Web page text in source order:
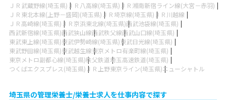
ＪＲ武蔵野線(埼玉県) ＪＲ八高線(埼玉県) ＪＲ湘南新宿ライン線(大宮－赤羽)
ＪＲ東北本線(上野－盛岡)(埼玉県) ＪＲ埼京線(埼玉県) ＪＲ川越線
ＪＲ高崎線(埼玉県) ＪＲ京浜東北線(埼玉県)西武池袋線(埼玉県)
西武新宿線(埼玉県)西武狭山線西武秩父線西武山口線(埼玉県)
東武東上線(埼玉県)東武伊勢崎線(埼玉県)東武日光線(埼玉県)
東武野田線(埼玉県)東武越生線東京メトロ有楽町線(埼玉県)
東京メトロ副都心線(埼玉県)秩父鉄道埼玉高速鉄道(埼玉県)
つくばエクスプレス(埼玉県) ＪＲ上野東京ライン(埼玉県)ニューシャトル
埼玉県の管理栄養士/栄養士求人を仕事内容で探す